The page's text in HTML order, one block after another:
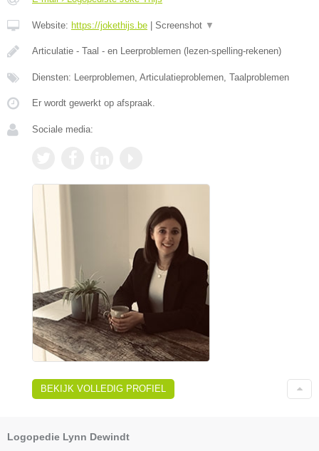
Website: https://jokethijs.be | Screenshot ▼
Articulatie - Taal - en Leerproblemen (lezen-spelling-rekenen)
Diensten: Leerproblemen, Articulatieproblemen, Taalproblemen
Er wordt gewerkt op afspraak.
Sociale media:
BEKIJK VOLLEDIG PROFIEL
Logopedie Lynn Dewindt